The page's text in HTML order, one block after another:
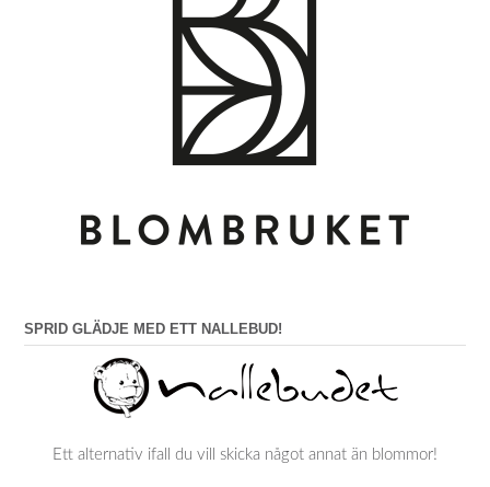
SPRID GLÄDJE MED ETT NALLEBUD!
Ett alternativ ifall du vill skicka något annat än blommor!